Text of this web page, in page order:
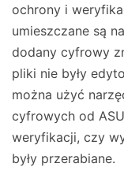
ochrony i
umieszczane są
dodany cyfrowy
pliki nie były
można użyć
cyfrowych od
weryfikacji, czy
były przerabiane.